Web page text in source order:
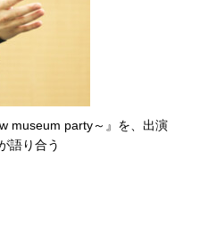
museum party～』を、出演
語り合う